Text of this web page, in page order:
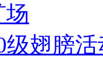
场
级翅膀活